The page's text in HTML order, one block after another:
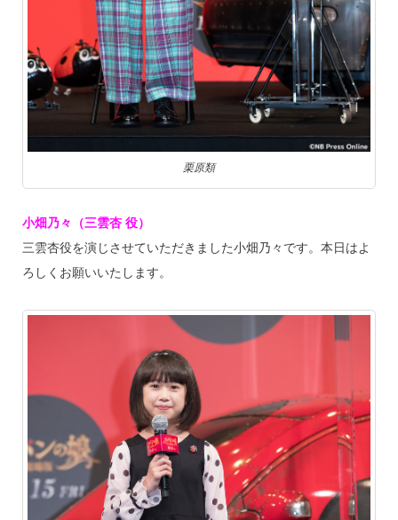
栗原類
小畑乃々（三雲杏 役）
三雲杏役を演じさせていただきました小畑乃々です。本日はよ
ろしくお願いいたします。